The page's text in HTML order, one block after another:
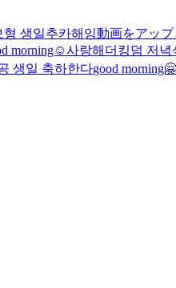
형 생일추카해잉動画をアッ
morning☺️사랑해 더킹덤 저녁
생일 축하한다good morning🤗